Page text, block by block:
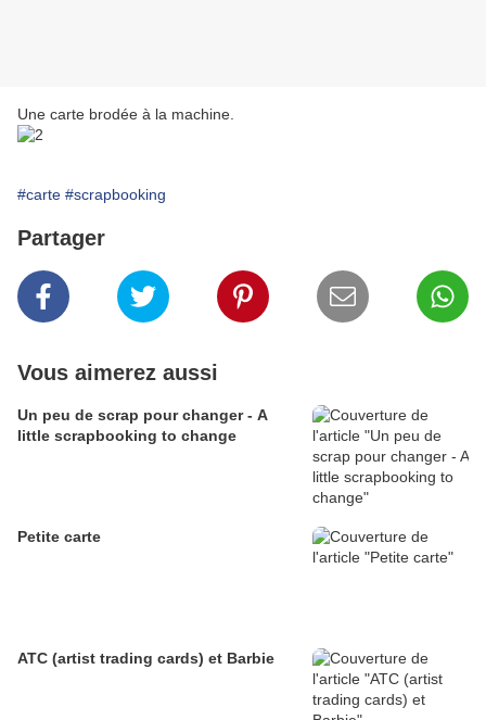
Une carte brodée à la machine.
#carte #scrapbooking
Partager
Vous aimerez aussi
Un peu de scrap pour changer - A
little scrapbooking to change
Petite carte
ATC (artist trading cards) et Barbie